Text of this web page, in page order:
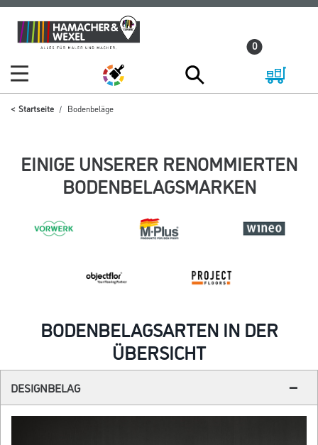
Zum
Inhalt
Zum
Navigationsmenü
0
Startseite Bodenbeläge
EINIGE UNSERER RENOMMIERTEN
BODENBELAGSMARKEN
BODENBELAGSARTEN IN DER
ÜBERSICHT
DESIGNBELAG